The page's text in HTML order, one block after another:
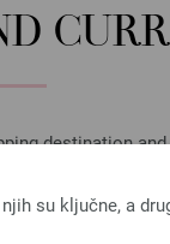
destination and
su ključne, a